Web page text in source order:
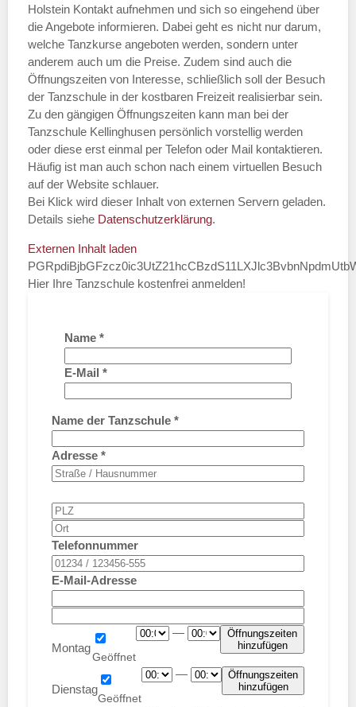
Holstein Kontakt aufnehmen und sich so eingehend über
die Angebote informieren. Dabei geht es nicht nur darum,
welche Tanzkurse angeboten werden, sondern unter
anderem auch um die Preise. Zudem sind auch die
Öffnungszeiten von Interesse, schließlich soll der Besuch
der Tanzschule in der kostbaren Freizeit realisierbar sein.
Zu den gängigen Öffnungszeiten kann man bei der
Tanzschule Kellinghusen persönlich vorstellig werden
oder diese erst einmal per Telefon oder Mail kontaktieren.
Häufig ist man auch schon nach einem virtuellen Besuch
auf der Website schlauer.
Bei Klick wird dieser Inhalt von externen Servern geladen.
Details siehe Datenschutzerklärung.
Externen Inhalt laden
Hier Ihre Tanzschule kostenfrei anmelden!
Name *
E-Mail *
Name der Tanzschule *
Adresse *
Telefonnummer
E-Mail-Adresse
Montag
—
Öffnungszeiten
hinzufügen
Dienstag
—
Öffnungszeiten
hinzufügen